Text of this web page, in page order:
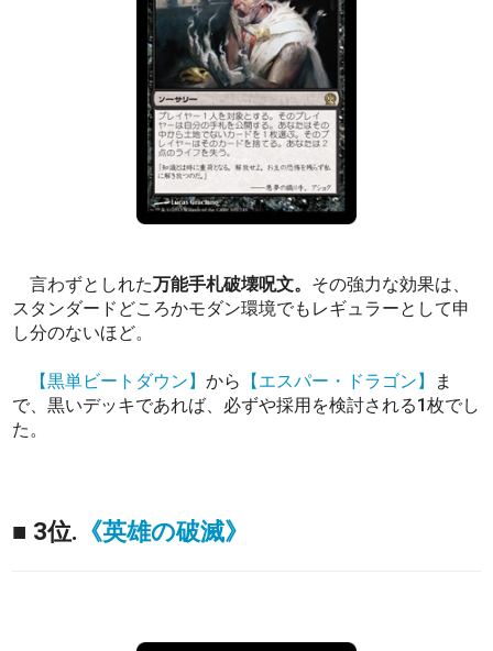
言わずとしれた万能手札破壊呪文。 その強力な効果は、
スタンダードどころかモダン環境でもレギュラーとして申
し分のないほど。
【黒単ビートダウン】から 【エスパー・ドラゴン】
ま
で、黒いデッキであれば、必ずや採用を検討される1枚でし
た。
■ 3位. 《英雄の破滅》